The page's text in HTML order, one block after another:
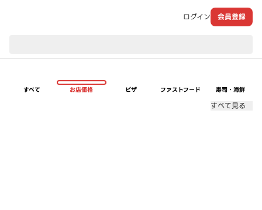
ログイン 会員登録
すべて お店価格 ピザ ファストフード 寿司・海鮮
すべて見る